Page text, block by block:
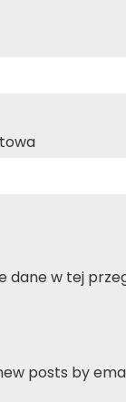
dane w tej
posts by